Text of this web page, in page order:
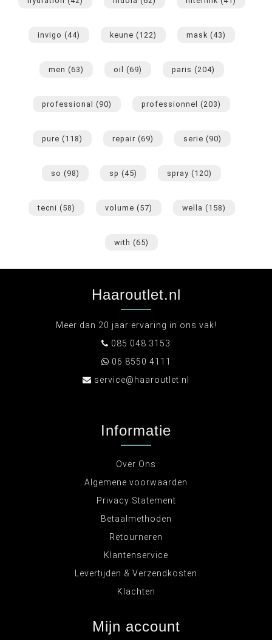
invigo (44) keune (122) mask (43)
men (63) oil (69) paris (204)
professional (90) professionnel (203)
pure (118) repair (69) serie (90)
so (98) sp (45) spray (120)
tecni (58) volume (57) wella (158)
with (65)
Haaroutlet.nl
Meer dan 20 jaar ervaring in ons vak!
085 048 3153
06 8550 4111
service@haaroutlet.nl
Informatie
Over Ons
Algemene voorwaarden
Privacy Statement
Betaalmethoden
Retourneren
Klantenservice
Levertijden & Verzendkosten
Klachten
Mijn account